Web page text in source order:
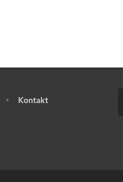
• Kontakt